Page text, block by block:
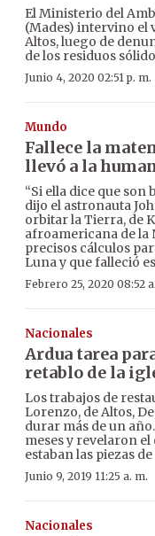
El Ministerio del
(Mades) intervino el
Altos, luego de
de los residuos
Junio 4, 2020 02:51 p. m.
Mundo
Fallece la
llevó a la
“Si ella dice que son
dijo el astronauta
orbitar la Tierra, de
afroamericana de la
precisos cálculos
Luna y que falleció
Febrero 25, 2020 08:52
Nacionales
Ardua tarea
retablo de la
Los trabajos de
Lorenzo, de Altos,
durar más de un
meses y revelaron
estaban las piezas
Junio 9, 2019 11:25 a. m.
Nacionales